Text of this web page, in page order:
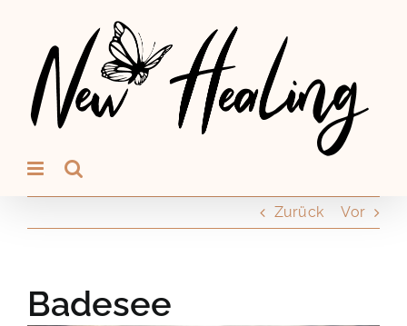
springen
Zurück Vor
Badesee